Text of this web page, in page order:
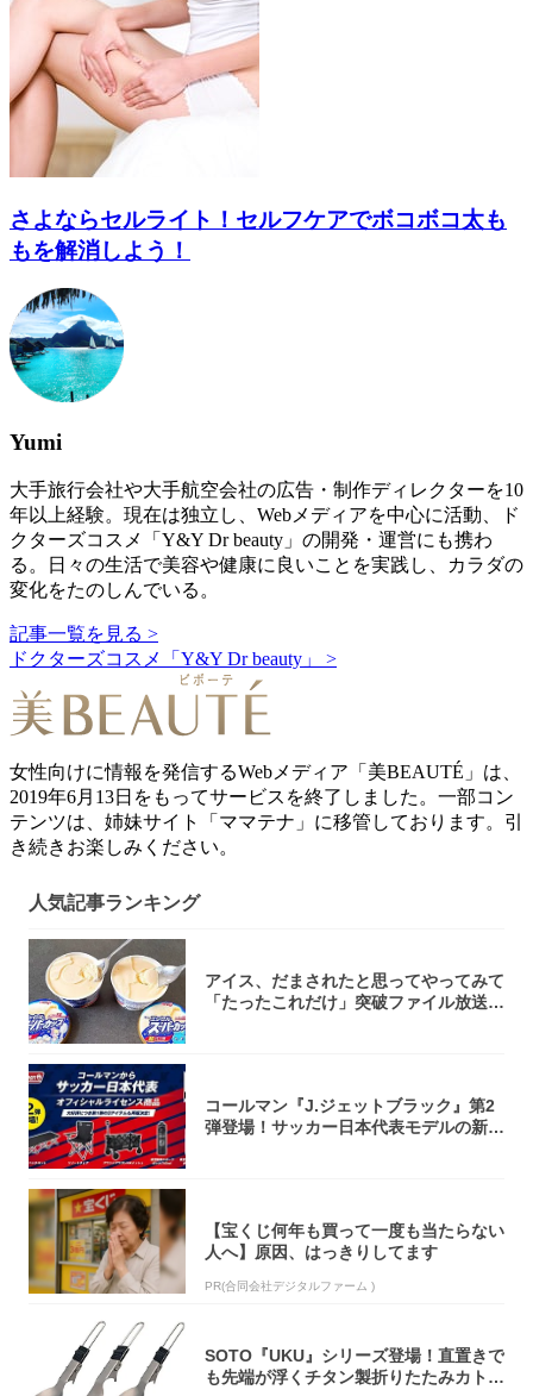
さよならセルライト！セルフケアでボコボコ太も
もを解消しよう！
Yumi
大手旅行会社や大手航空会社の広告・制作ディレクターを10
年以上経験。現在は独立し、Webメディアを中心に活動、ド
クターズコスメ「Y&Y Dr beauty」の開発・運営にも携わ
る。日々の生活で美容や健康に良いことを実践し、カラダの
変化をたのしんでいる。
記事一覧を見る >
ドクターズコスメ「Y&Y Dr beauty」 >
女性向けに情報を発信するWebメディア「美BEAUTÉ」は、
2019年6月13日をもってサービスを終了しました。一部コン
テンツは、姉妹サイト「ママテナ」に移管しております。引
き続きお楽しみください。
人気記事ランキング
アイス、だまされたと思ってやってみて
「たったこれだけ」突破ファイル放送で
コールマン『J.ジェットブラック』第2
弾登場！サッカー日本代表モデルの新作
【宝くじ何年も買って一度も当たらない
人へ】原因、はっきりしてます
PR(合同会社デジタルファーム )
SOTO『UKU』シリーズ登場！直置きで
も先端が浮くチタン製折りたたみカトラ